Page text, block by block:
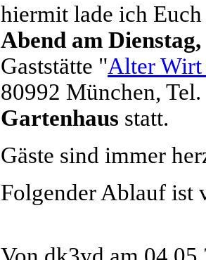
hiermit lade ich
Abend am
Gaststätte "Alter Wirt
80992 München,
Gartenhaus statt.
Gäste sind immer
Folgender Ablauf ist